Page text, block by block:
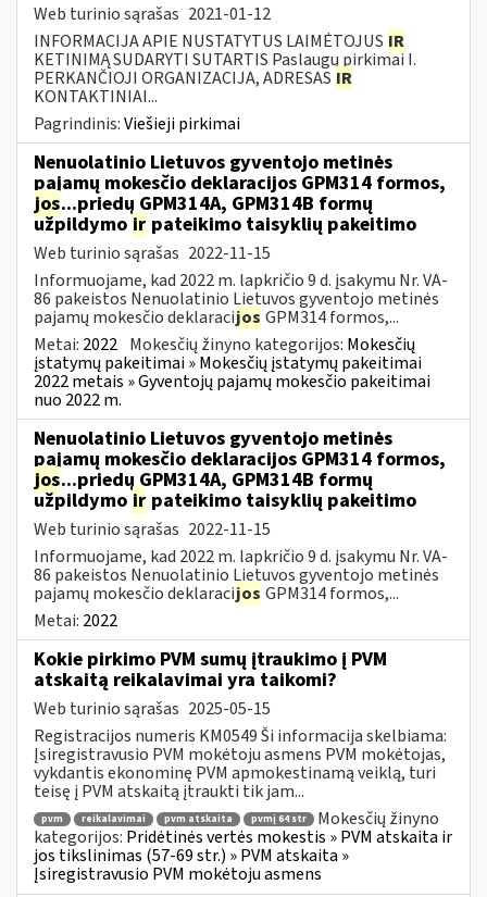
Web turinio sąrašas 2021-01-12
INFORMACIJA APIE NUSTATYTUS LAIMĖTOJUS IR
KETINIMĄ SUDARYTI SUTARTIS Paslaugų pirkimai I.
PERKANČIOJI ORGANIZACIJA, ADRESAS IR
KONTAKTINIAI...
Pagrindinis:Viešieji pirkimai
Nenuolatinio Lietuvos gyventojo metinės
pajamų mokesčio deklaracijos GPM314 formos,
jos...priedų GPM314A, GPM314B formų
užpildymo ir pateikimo taisyklių pakeitimo
Web turinio sąrašas 2022-11-15
Informuojame, kad 2022 m. lapkričio 9 d. įsakymu Nr. VA-
86 pakeistos Nenuolatinio Lietuvos gyventojo metinės
pajamų mokesčio deklaracijos GPM314 formos,...
Metai: 2022 Mokesčių žinyno kategorijos: Mokesčių
įstatymų pakeitimai » Mokesčių įstatymų pakeitimai
2022 metais » Gyventojų pajamų mokesčio pakeitimai
nuo 2022 m.
Nenuolatinio Lietuvos gyventojo metinės
pajamų mokesčio deklaracijos GPM314 formos,
jos...priedų GPM314A, GPM314B formų
užpildymo ir pateikimo taisyklių pakeitimo
Web turinio sąrašas 2022-11-15
Informuojame, kad 2022 m. lapkričio 9 d. įsakymu Nr. VA-
86 pakeistos Nenuolatinio Lietuvos gyventojo metinės
pajamų mokesčio deklaracijos GPM314 formos,...
Metai: 2022
Kokie pirkimo PVM sumų įtraukimo į PVM
atskaitą reikalavimai yra taikomi?
Web turinio sąrašas 2025-05-15
Registracijos numeris KM0549 Ši informacija skelbiama:
Įsiregistravusio PVM mokėtoju asmens PVM mokėtojas,
vykdantis ekonominę PVM apmokestinamą veiklą, turi
teisę į PVM atskaitą įtraukti tik jam...
pvm reikalavimai pvm atskaita pvmį 64 str
Mokesčių žinyno
kategorijos: Pridėtinės vertės mokestis » PVM atskaita ir
jos tikslinimas (57-69 str.) » PVM atskaita »
Įsiregistravusio PVM mokėtoju asmens